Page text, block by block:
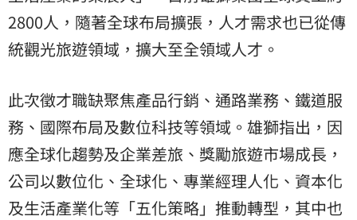
2800人，隨著全球布局擴張，人才需求也已從傳
統觀光旅遊領域，擴大至全領域人才。
此次徵才職缺聚焦產品行銷、通路業務、鐵道服
務、國際布局及數位科技等領域。雄獅指出，因
應全球化趨勢及企業差旅、獎勵旅遊市場成長，
公司以數位化、全球化、專業經理人化、資本化
及生活產業化等「五化策略」推動轉型，其中也